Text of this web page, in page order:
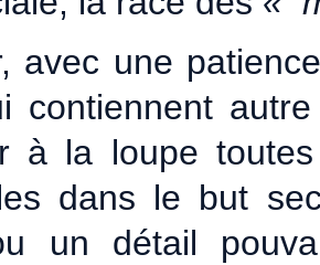
avec une
contiennent
à la loupe
dans le but
un détail